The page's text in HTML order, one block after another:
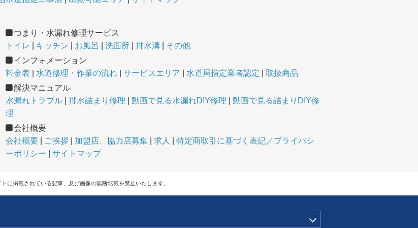
つまり・水漏れ修理サービス
トイレ
キッチン お風呂 洗面所 排水溝
その他
インフォメーション
料金表
水道修理・作業の流れ サービスエリア 水道局指定業者認定
取扱商品
解決マニュアル
水漏れトラブル
排水詰まり修理 動画で見る水漏れDIY修理
動画で見る詰まりDIY修
理
会社概要
会社概要
ご挨拶 加盟店、協力店募集 求人
特定商取引に基づく表記／プライバシ
ーポリシー
サイトマップ
トに掲載されている記事、及び画像の無断転載を禁止いたします。